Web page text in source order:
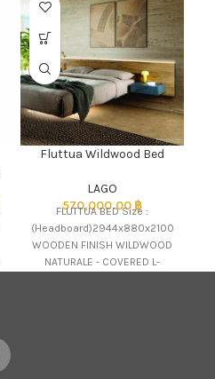
Fluttua Wildwood Bed
LAGO
570,000.00 ฿
FLUTTUA BED Size :
(Headboard)2944x880x2100
WOODEN FINISH WILDWOOD
NATURALE - COVERED L-